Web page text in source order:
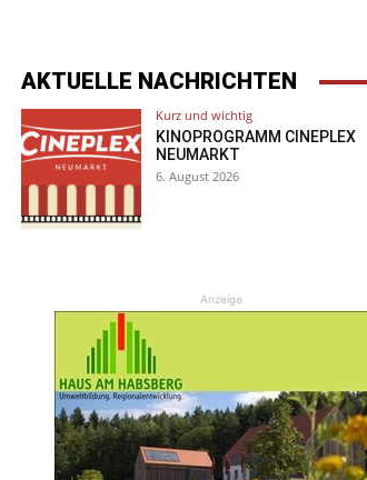
AKTUELLE NACHRICHTEN
Kurz und wichtig
KINOPROGRAMM CINEPLEX
NEUMARKT
6. August 2026
Anzeige